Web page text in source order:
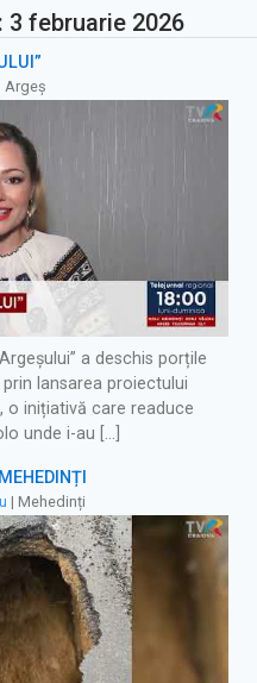
februarie 2026
Argeș
a deschis porțile
lansarea proiectului
o inițiativă care readuce
unde i-au […]
| Mehedinți